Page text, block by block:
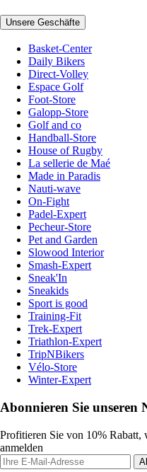
Unsere Geschäfte
Basket-Center
Daily Bikers
Direct-Volley
Espace Golf
Foot-Store
Galopp-Store
Golf and co
Handball-Store
House of Rugby
La sellerie de Maé
Made in Paradis
Nauti-wave
On-Fight
Padel-Expert
Pecheur-Store
Pet and Garden
Slowood Interior
Smash-Expert
Sneak'In
Sneakids
Sport is good
Training-Fit
Trek-Expert
Triathlon-Expert
TripNBikers
Vélo-Store
Winter-Expert
Abonnieren Sie unseren
Profitieren Sie von 10% Rabatt,
anmelden